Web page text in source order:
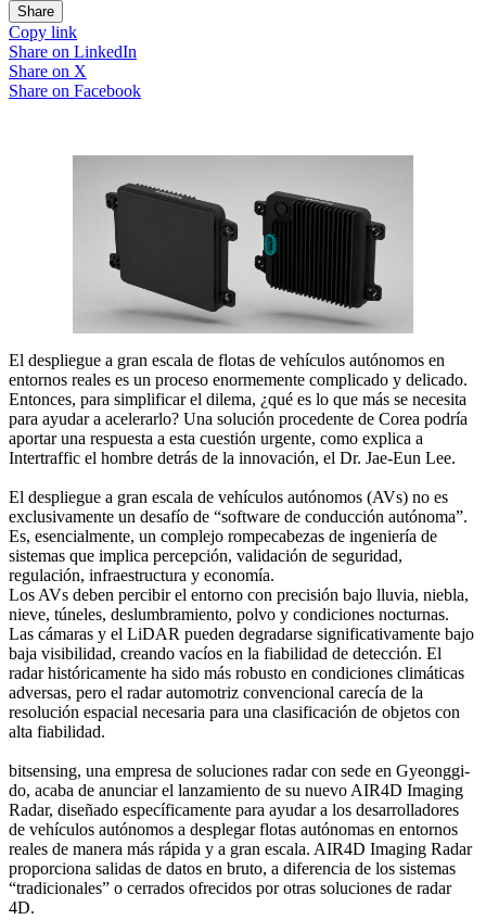
Share
Copy link
Share on LinkedIn
Share on X
Share on Facebook
El despliegue a gran escala de flotas de vehículos autónomos en
entornos reales es un proceso enormemente complicado y delicado.
Entonces, para simplificar el dilema, ¿qué es lo que más se necesita
para ayudar a acelerarlo? Una solución procedente de Corea podría
aportar una respuesta a esta cuestión urgente, como explica a
Intertraffic el hombre detrás de la innovación, el Dr. Jae-Eun Lee.
El despliegue a gran escala de vehículos autónomos (AVs) no es
exclusivamente un desafío de “software de conducción autónoma”.
Es, esencialmente, un complejo rompecabezas de ingeniería de
sistemas que implica percepción, validación de seguridad,
regulación, infraestructura y economía.
Los AVs deben percibir el entorno con precisión bajo lluvia, niebla,
nieve, túneles, deslumbramiento, polvo y condiciones nocturnas.
Las cámaras y el LiDAR pueden degradarse significativamente bajo
baja visibilidad, creando vacíos en la fiabilidad de detección. El
radar históricamente ha sido más robusto en condiciones climáticas
adversas, pero el radar automotriz convencional carecía de la
resolución espacial necesaria para una clasificación de objetos con
alta fiabilidad.
bitsensing, una empresa de soluciones radar con sede en Gyeonggi-
do, acaba de anunciar el lanzamiento de su nuevo AIR4D Imaging
Radar, diseñado específicamente para ayudar a los desarrolladores
de vehículos autónomos a desplegar flotas autónomas en entornos
reales de manera más rápida y a gran escala. AIR4D Imaging Radar
proporciona salidas de datos en bruto, a diferencia de los sistemas
“tradicionales” o cerrados ofrecidos por otras soluciones de radar
4D.